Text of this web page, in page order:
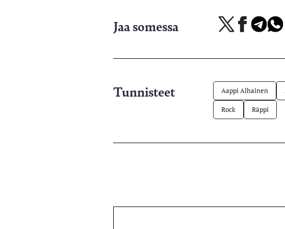
Jaa somessa
Jaa
palvelussa
Jaa Jaa Jaa
Tunnisteet Aappi Alhainen
Rock Räppi